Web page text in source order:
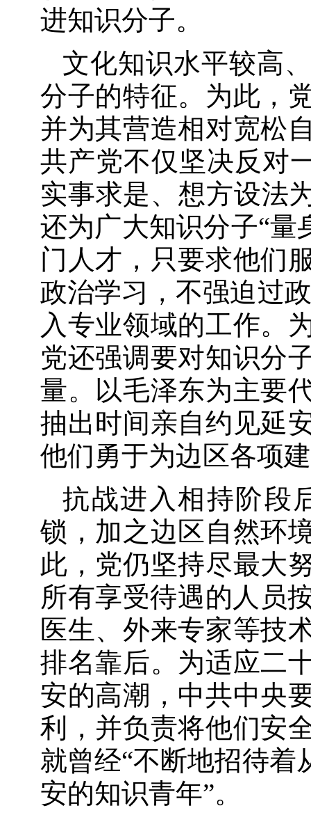
进知识分子。
文化知识水平较高
分子的特征。为此，
并为其营造相对宽松
共产党不仅坚决反对
实事求是、想方设法
还为广大知识分子“量
门人才，只要求他们
政治学习，不强迫过
入专业领域的工作。
党还强调要对知识分
量。以毛泽东为主要
抽出时间亲自约见延
他们勇于为边区各项
抗战进入相持阶段
锁，加之边区自然环
此，党仍坚持尽最大
所有享受待遇的人员
医生、外来专家等技
排名靠后。为适应二
安的高潮，中共中央
利，并负责将他们安
就曾经“不断地招待着
安的知识青年”。